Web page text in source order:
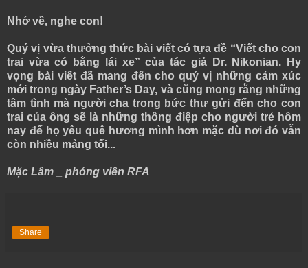
Nhớ về, nghe con!
Quý vị vừa thưởng thức bài viết có tựa đề “Viết cho con
trai vừa có bằng lái xe” của tác giả Dr. Nikonian. Hy
vọng bài viết đã mang đến cho quý vị những cảm xúc
mới trong ngày Father’s Day, và cũng mong rằng những
tâm tình mà người cha trong bức thư gửi đến cho con
trai của ông sẽ là những thông điệp cho người trẻ hôm
nay để họ yêu quê hương mình hơn mặc dù nơi đó vẫn
còn nhiều mảng tối...
Mặc Lâm _ phóng viên RFA
Share